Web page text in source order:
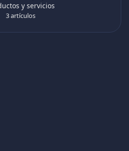
y servicios
3 artículos